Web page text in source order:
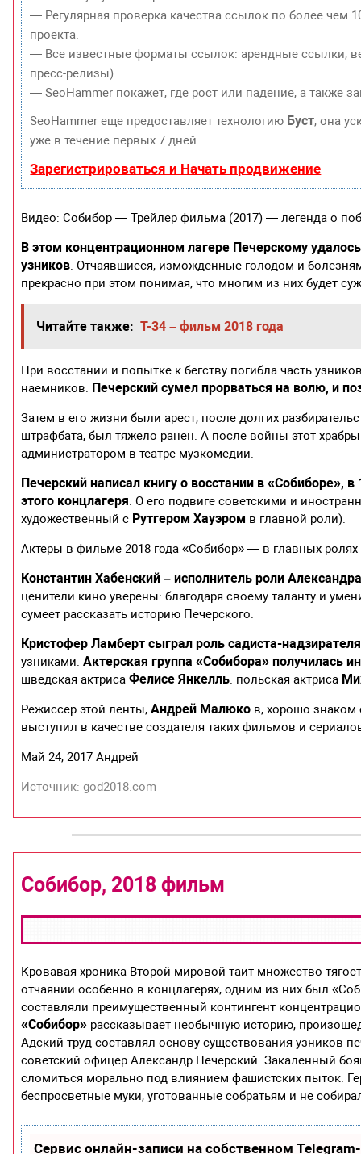
— Регулярная проверка качества ссылок по более чем
проекта.
— Все известные форматы ссылок: арендные ссылки,
пресс-релизы).
— SeoHammer покажет, где рост или падение, а также
SeoHammer еще предоставляет технологию Буст, она
уже в течение первых 7 дней.
Зарегистрироваться и Начать продвижение
Видео: Собибор — Трейлер фильма (2017) — легенда о
В этом концентрационном лагере Печерскому
узников. Отчаявшиеся, изможденные голодом и
прекрасно при этом понимая, что многим из них будет
Читайте также: Т-34 – фильм 2018 года
При восстании и попытке к бегству погибла часть
наемников. Печерский сумел прорваться на волю, и
Затем в его жизни были арест, после долгих
штрафбата, был тяжело ранен. А после войны этот
администратором в театре музкомедии.
Печерский написал книгу о восстании в «Собиборе»,
этого концлагеря. О его подвиге советскими и
художественный с Рутгером Хауэром в главной роли).
Актеры в фильме 2018 года «Собибор» — в главных ролях
Константин Хабенский – исполнитель роли
ценители кино уверены: благодаря своему таланту и
сумеет рассказать историю Печерского.
Кристофер Ламберт сыграл роль садиста-
узниками.Актерская группа «Собибора» получилась
шведская актрисаФелисе Янкелль. польская актриса
Режиссер этой ленты,Андрей Малюко в, хорошо знаком
выступил в качестве создателя таких фильмов и
Май 24, 2017 Андрей
Источник: god2018.com
Собибор, 2018 фильм
Кровавая хроника Второй мировой таит множество
отчаянии особенно в концлагерях, одним из них был
составляли преимущественный контингент
«Собибор» рассказывает необычную историю,
Адский труд составлял основу существования узников
советский офицер Александр Печерский. Закаленный
сломиться морально под влиянием фашистских пыток.
беспросветные муки, уготованные собратьям и не
Сервис онлайн-записи на собственном